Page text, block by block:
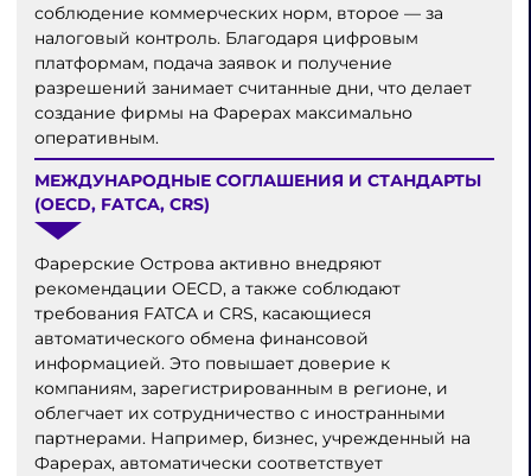
соблюдение коммерческих норм, второе — за
налоговый контроль. Благодаря цифровым
платформам, подача заявок и получение
разрешений занимает считанные дни, что делает
создание фирмы на Фарерах максимально
оперативным.
МЕЖДУНАРОДНЫЕ СОГЛАШЕНИЯ И СТАНДАРТЫ
(OECD, FATCA, CRS)
Фарерские Острова активно внедряют
рекомендации OECD, а также соблюдают
требования FATCA и CRS, касающиеся
автоматического обмена финансовой
информацией. Это повышает доверие к
компаниям, зарегистрированным в регионе, и
облегчает их сотрудничество с иностранными
партнерами. Например, бизнес, учрежденный на
Фарерах, автоматически соответствует